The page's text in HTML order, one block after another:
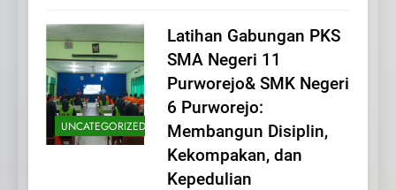
UNCATEGORIZED
Latihan Gabungan PKS
SMA Negeri 11
Purworejo& SMK Negeri
6 Purworejo:
Membangun Disiplin,
Kekompakan, dan
Kepedulian